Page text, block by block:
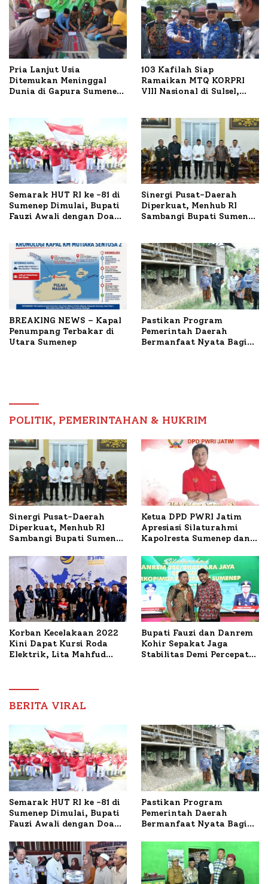
Pria Lanjut Usia
Ditemukan Meninggal
Dunia di Gapura Sumenep,
103 Kafilah Siap
Ramaikan MTQ KORPRI
VIII Nasional di Sulsel,
Semarak HUT RI ke -81 di
Sumenep Dimulai, Bupati
Fauzi Awali dengan Doa
Sinergi Pusat-Daerah
Diperkuat, Menhub RI
Sambangi Bupati Sumenep
BREAKING NEWS – Kapal
Penumpang Terbakar di
Utara Sumenep
Pastikan Program
Pemerintah Daerah
Bermanfaat Nyata Bagi
POLITIK, PEMERINTAHAN & HUKRIM
Sinergi Pusat-Daerah
Diperkuat, Menhub RI
Sambangi Bupati Sumenep
Mutiara Sentosa II
Ketua DPD PWRI Jatim
Apresiasi Silaturahmi
Kapolresta Sumenep dan
Ideal Polri-Pers
Korban Kecelakaan 2022
Kini Dapat Kursi Roda
Elektrik, Lita Mahfud
Nabil
Bupati Fauzi dan Danrem
Kohir Sepakat Jaga
Stabilitas Demi Percepat
BERITA VIRAL
Semarak HUT RI ke -81 di
Sumenep Dimulai, Bupati
Fauzi Awali dengan Doa
Terbakar
Pastikan Program
Pemerintah Daerah
Bermanfaat Nyata Bagi
Sumenep Tinjau Langsung
Budidaya Lele dan Ayam
Petelur di Desa Bataal
Timur